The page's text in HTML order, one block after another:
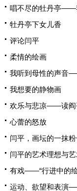
唱不尽的牡丹亭——
牡丹亭下女儿香
评论闫平
柔情的绘画
我听到母性的声音
我想要的静物画
欢乐与悲凉——读阎
心蕾的怒放
闫平，画坛的一抹
闫平的艺术理想与
有戏——“行进中的
运动、欲望和表演